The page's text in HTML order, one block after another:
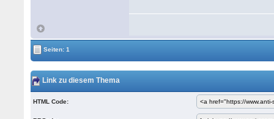
Seiten: 1
Link zu diesem Thema
HTML Code: